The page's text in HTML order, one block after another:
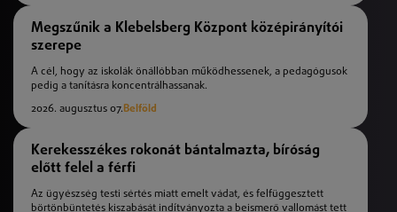
Megszűnik a Klebelsberg Központ középirányítói
szerepe
A cél, hogy az iskolák önállóbban működhessenek, a pedagógusok
pedig a tanításra koncentrálhassanak.
2026. augusztus 07.Belföld
Kerekesszékes rokonát bántalmazta, bíróság
előtt felel a férfi
Az ügyészség testi sértés miatt emelt vádat, és felfüggesztett
börtönbüntetés kiszabását indítványozta a beismerő vallomást tett